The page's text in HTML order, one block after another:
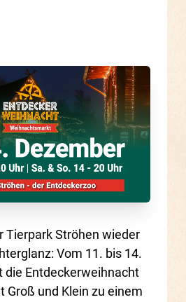
Tierpark Ströhen wieder
Vom 11. bis 14.
die Entdeckerweihnacht
Groß und Klein zu einem